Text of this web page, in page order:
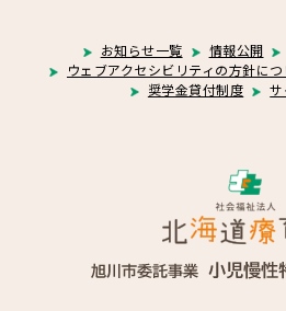
お知らせ一覧 情報公開
ウェブアクセシビリティの方針につ
奨学金貸付制度